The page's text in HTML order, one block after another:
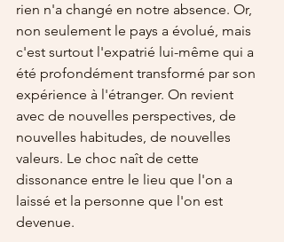
rien n'a changé en notre absence. Or,
non seulement le pays a évolué, mais
c'est surtout l'expatrié lui-même qui a
été profondément transformé par son
expérience à l'étranger. On revient
avec de nouvelles perspectives, de
nouvelles habitudes, de nouvelles
valeurs. Le choc naît de cette
dissonance entre le lieu que l'on a
laissé et la personne que l'on est
devenue.